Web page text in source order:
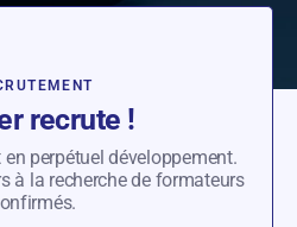
recrute !
perpétuel développement.
à la recherche de formateurs